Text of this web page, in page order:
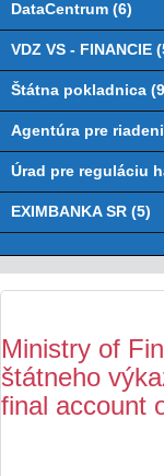
DataCentrum (6)
VDZ VS - FINANCIE
Štátna pokladnica
Agentúra pre
Úrad pre reguláciu
EXIMBANKA SR (5)
Ministry of
štátneho
final account